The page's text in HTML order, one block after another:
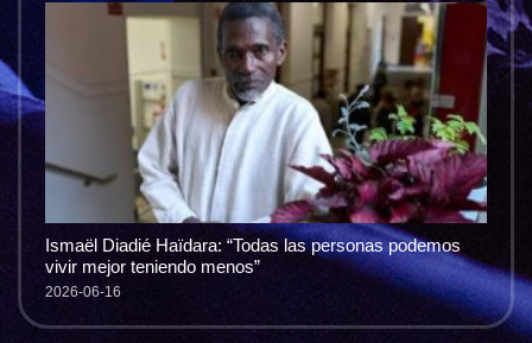
Ismaël Diadié Haïdara: “Todas las personas podemos
vivir mejor teniendo menos”
2026-06-16